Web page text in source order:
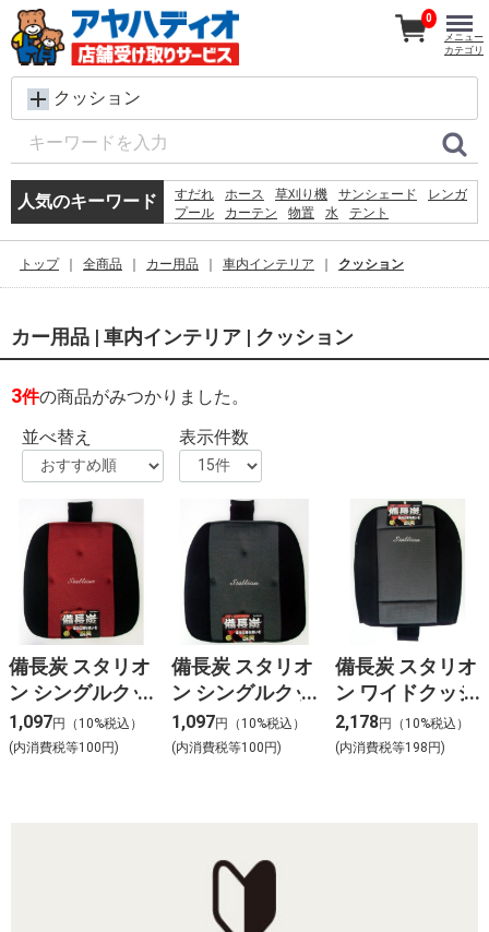
クッション
人気のキーワード すだれ ホース 草刈り機 サンシェード
レンガ
プール
カーテン 物置 水
テント
木材
飼育ケース 砂利 物干し
0
メニュー
カテゴリ
トップ 全商品 カー用品 車内インテリア クッション
カー用品 | 車内インテリア | クッション
3件の商品がみつかりました。
並べ替え
表示件数
備長炭 スタリオ
ン シングルクッ
ション レッド
1,097円（10%税込）
(内消費税等100円)
備長炭 スタリオ
ン シングルクッ
ション グレー
1,097円（10%税込）
(内消費税等100円)
備長炭 スタリオ
ン ワイドクッシ
ョン グレー
2,178円（10%税込）
(内消費税等198円)